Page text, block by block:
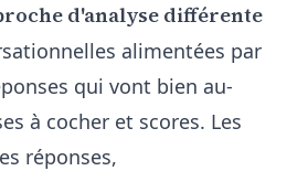
d'analyse différente
alimentées par
qui vont bien au-
à cocher et scores. Les
réponses,